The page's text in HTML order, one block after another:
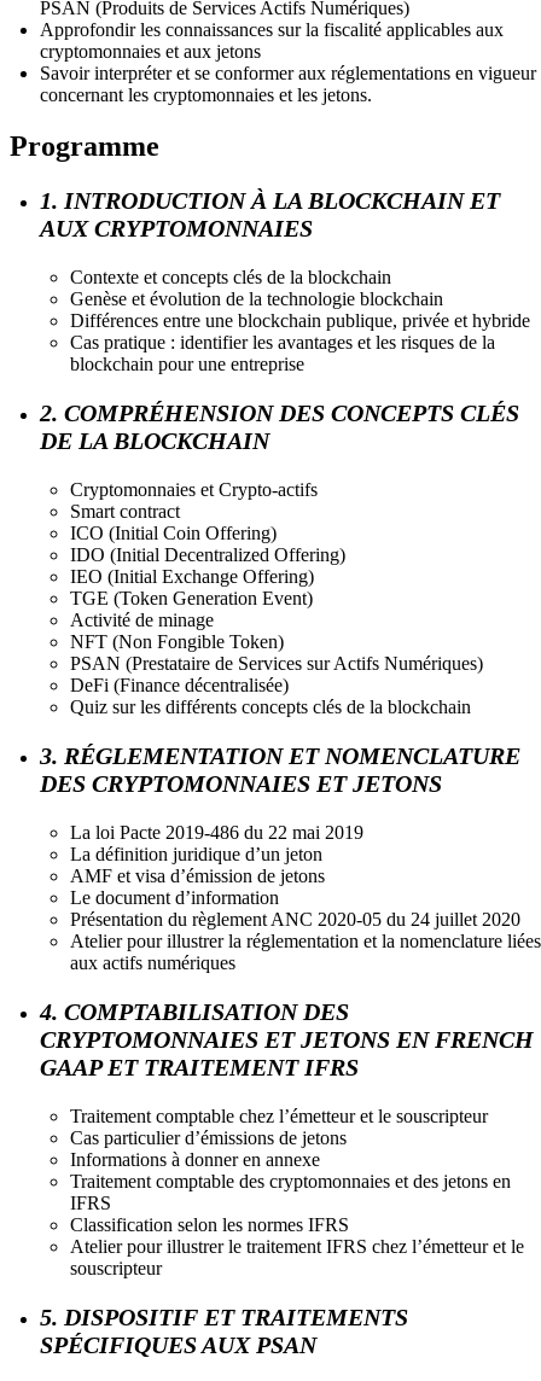
PSAN (Produits de Services Actifs Numériques)
Approfondir les connaissances sur la fiscalité applicables aux
cryptomonnaies et aux jetons
Savoir interpréter et se conformer aux réglementations en vigueur
concernant les cryptomonnaies et les jetons.
Programme
1. INTRODUCTION À LA BLOCKCHAIN ET
AUX CRYPTOMONNAIES
Contexte et concepts clés de la blockchain
Genèse et évolution de la technologie blockchain
Différences entre une blockchain publique, privée et hybride
Cas pratique : identifier les avantages et les risques de la
blockchain pour une entreprise
2. COMPRÉHENSION DES CONCEPTS CLÉS
DE LA BLOCKCHAIN
Cryptomonnaies et Crypto-actifs
Smart contract
ICO (Initial Coin Offering)
IDO (Initial Decentralized Offering)
IEO (Initial Exchange Offering)
TGE (Token Generation Event)
Activité de minage
NFT (Non Fongible Token)
PSAN (Prestataire de Services sur Actifs Numériques)
DeFi (Finance décentralisée)
Quiz sur les différents concepts clés de la blockchain
3. RÉGLEMENTATION ET NOMENCLATURE
DES CRYPTOMONNAIES ET JETONS
La loi Pacte 2019-486 du 22 mai 2019
La définition juridique d’un jeton
AMF et visa d’émission de jetons
Le document d’information
Présentation du règlement ANC 2020-05 du 24 juillet 2020
Atelier pour illustrer la réglementation et la nomenclature liées
aux actifs numériques
4. COMPTABILISATION DES
CRYPTOMONNAIES ET JETONS EN FRENCH
GAAP ET TRAITEMENT IFRS
Traitement comptable chez l’émetteur et le souscripteur
Cas particulier d’émissions de jetons
Informations à donner en annexe
Traitement comptable des cryptomonnaies et des jetons en
IFRS
Classification selon les normes IFRS
Atelier pour illustrer le traitement IFRS chez l’émetteur et le
souscripteur
5. DISPOSITIF ET TRAITEMENTS
SPÉCIFIQUES AUX PSAN